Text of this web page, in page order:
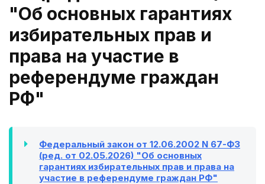
"Об основных гарантиях
избирательных прав и
права на участие в
референдуме граждан
РФ"
Федеральный закон от 12.06.2002 N 67-ФЗ
(ред. от 02.05.2026) "Об основных
гарантиях избирательных прав и права на
участие в референдуме граждан РФ"